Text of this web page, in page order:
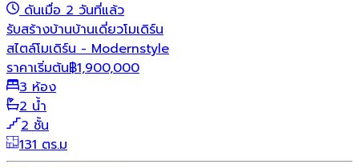
ดันเมื่อ 2 วันที่แล้ว
รับสร้างบ้านบ้านเดี่ยวโมเดิร์น
สไตล์โมเดิร์น - Modernstyle
ราคาเริ่มต้น฿1,900,000
3 ห้อง
2 น้ำ
2 ชั้น
131 ตร.ม